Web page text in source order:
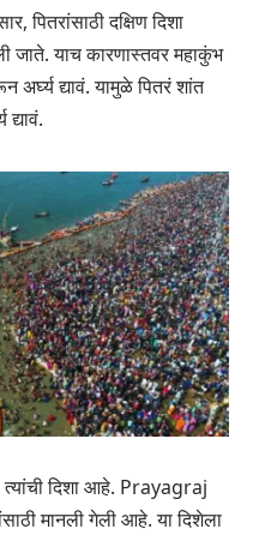
पितरांसाठी दक्षिण दिशा
जाते. याच कारणास्तवर महाकुंभ
अर्घ्य द्यावं. यामुळे पितरं शांत
त्यांची दिशा आहे. Prayagraj
मानली गेली आहे. या दिशेला